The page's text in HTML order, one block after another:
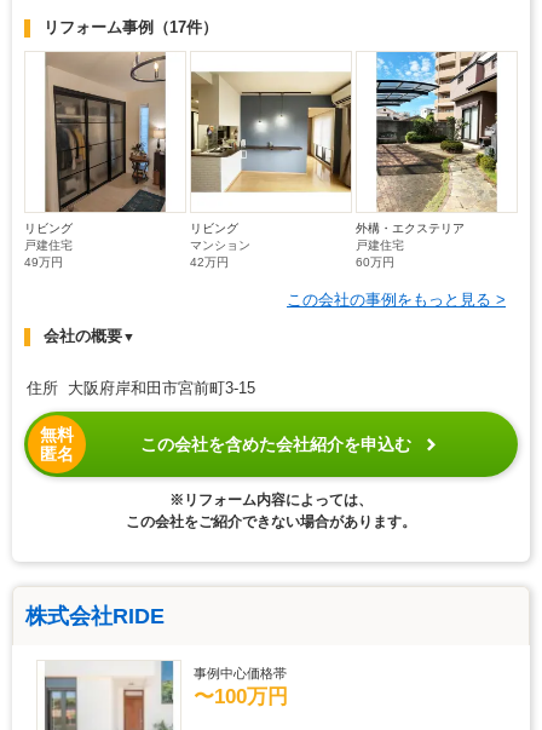
リフォーム事例 （17件）
リビング
戸建住宅
49万円
リビング
マンション
42万円
外構・エクステリア
戸建住宅
60万円
この会社の事例をもっと見る >
会社の概要▼
住所 大阪府岸和田市宮前町3-15
無料
匿名
この会社を含めた会社紹介を申込む
※リフォーム内容によっては、
この会社をご紹介できない場合があります。
株式会社RIDE
事例中心価格帯
〜100万円